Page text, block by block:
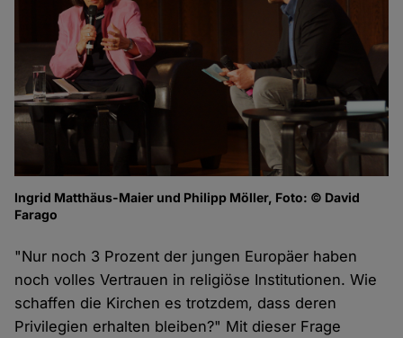
Ingrid Matthäus-Maier und Philipp Möller, Foto: © David
Farago
"Nur noch 3 Prozent der jungen Europäer haben
noch volles Vertrauen in religiöse Institutionen. Wie
schaffen die Kirchen es trotzdem, dass deren
Privilegien erhalten bleiben?" Mit dieser Frage